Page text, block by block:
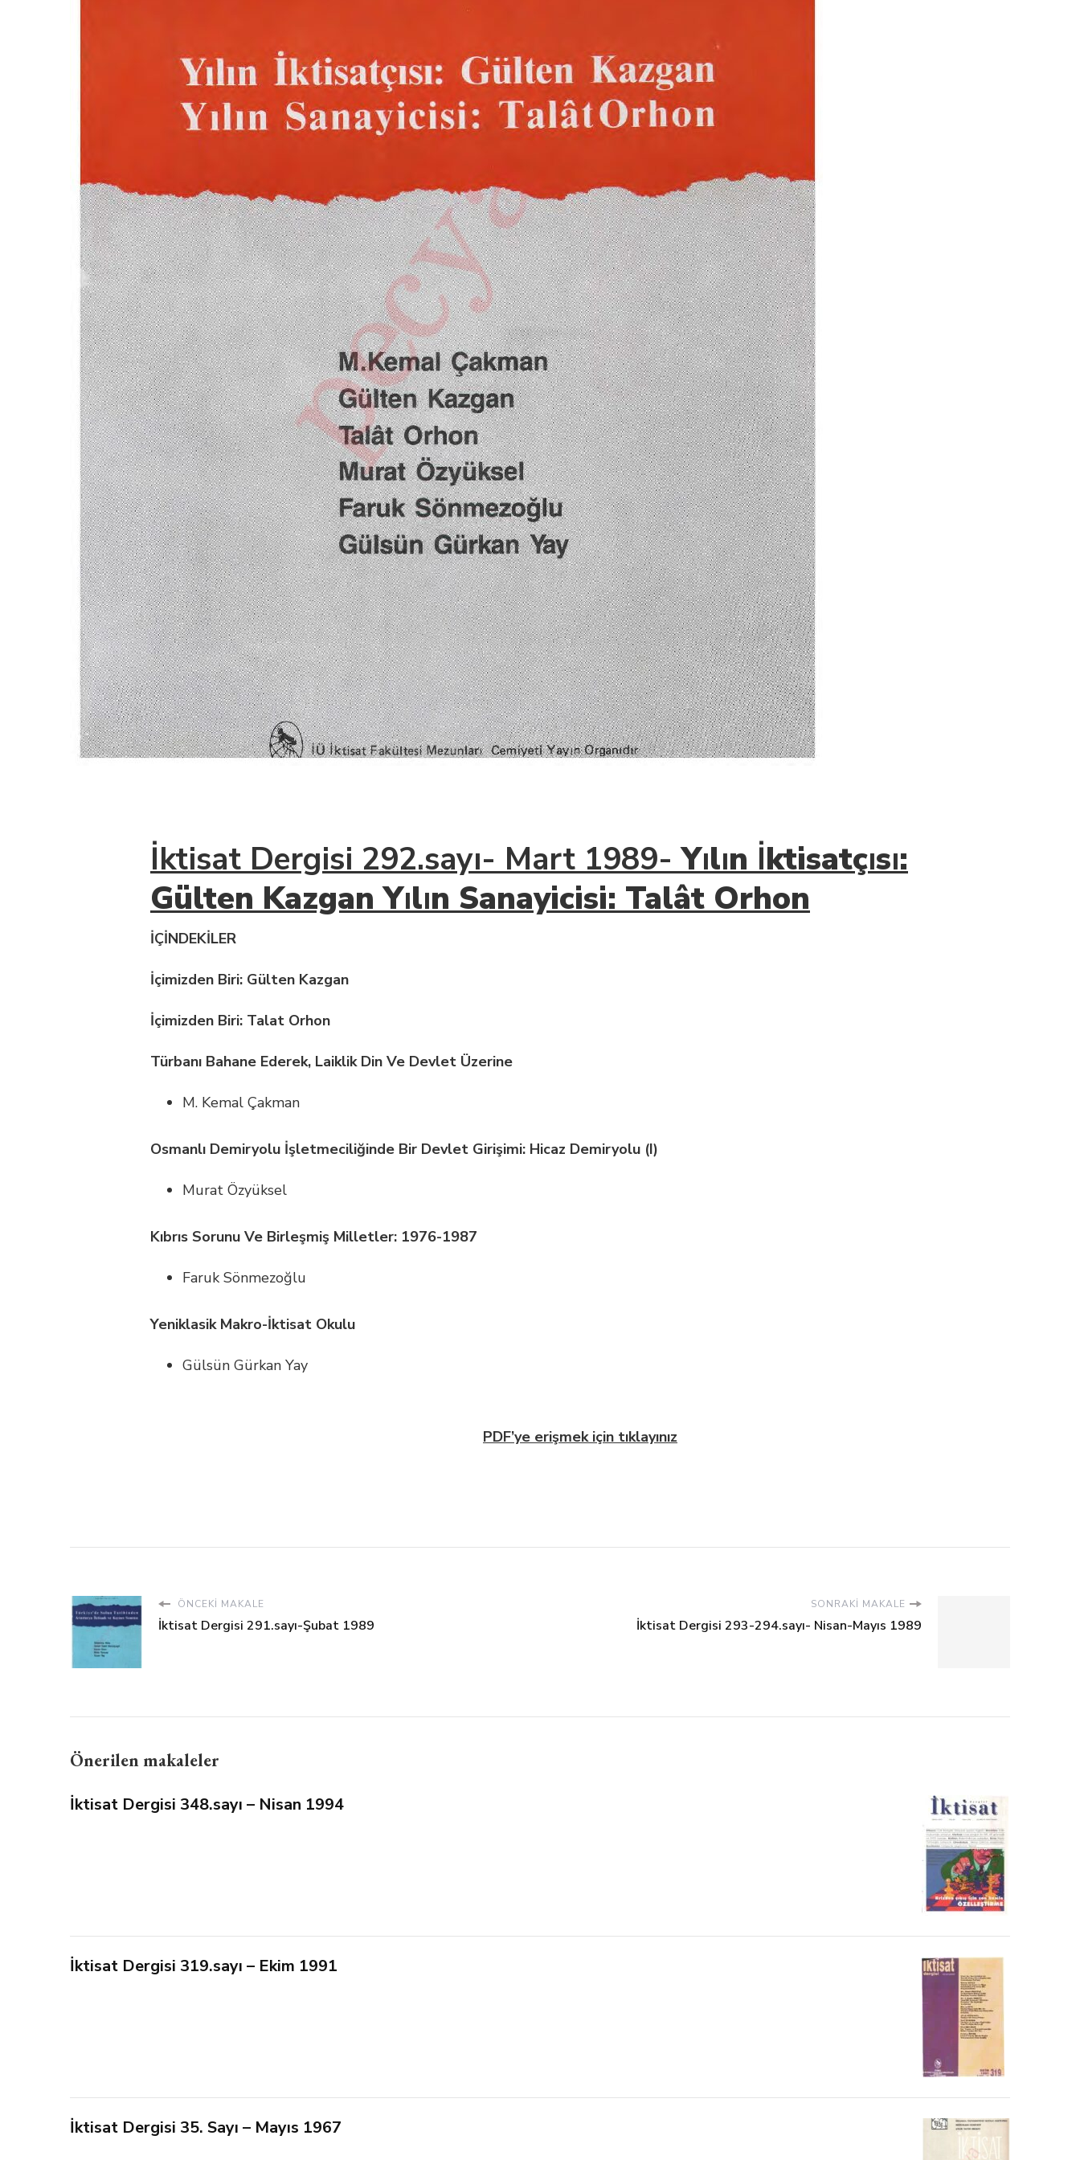
İktisat Dergisi 292.sayı- Mart 1989-Yılınİktisatçısı:
Gülten Kazgan Yılın Sanayicisi: Talât Orhon
İÇİNDEKİLER
İçimizden Biri: Gülten Kazgan
İçimizden Biri: Talat Orhon
Türbanı Bahane Ederek, Laiklik Din Ve Devlet Üzerine
M. Kemal Çakman
Osmanlı Demiryolu İşletmeciliğinde Bir Devlet Girişimi: Hicaz Demiryolu (I)
Murat Özyüksel
Kıbrıs Sorunu Ve Birleşmiş Milletler: 1976-1987
Faruk Sönmezoğlu
Yeniklasik Makro-İktisat Okulu
Gülsün Gürkan Yay
PDF’ye erişmek için tıklayınız
ÖNCEKI MAKALE
İktisat Dergisi 291.sayı-Şubat 1989
SONRAKI MAKALE
İktisat Dergisi 293-294.sayı- Nisan-Mayıs 1989
Önerilen makaleler
İktisat Dergisi 348.sayı – Nisan 1994
İktisat Dergisi 319.sayı – Ekim 1991
İktisat Dergisi 35. Sayı – Mayıs 1967